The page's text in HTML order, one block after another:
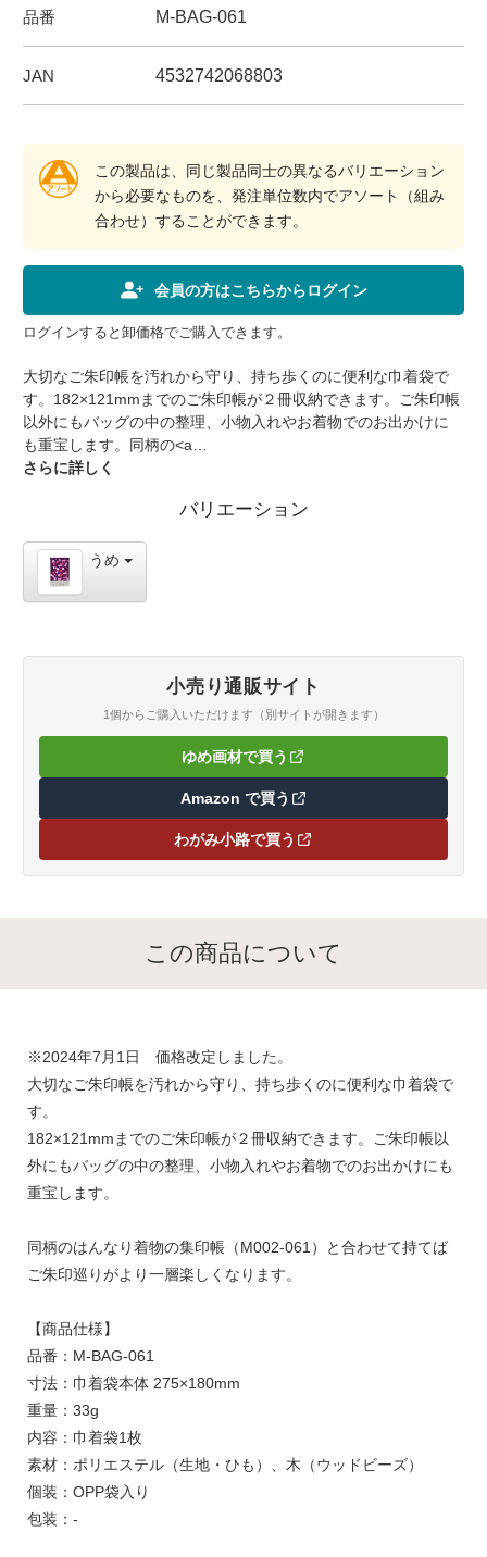
品番 M-BAG-061
JAN 4532742068803
この製品は、同じ製品同士の異なるバリエーション
から必要なものを、発注単位数内でアソート（組み
合わせ）することができます。
会員の方はこちらからログイン
ログインすると卸価格でご購入できます。
大切なご朱印帳を汚れから守り、持ち歩くのに便利な巾着袋で
す。182×121mmまでのご朱印帳が２冊収納できます。ご朱印帳
以外にもバッグの中の整理、小物入れやお着物でのお出かけに
も重宝します。同柄の<a
href=http://wd.taniguchi.co.jp/tsd/Product/M002-061">はんなり
より一層楽しくなります。【商品仕様】品番：M-BAG-061寸
ポリエステル（生地・ひも）、木（ウッドビーズ）個装：OPP
袋入り包装：-※アソート対応"
さらに詳しく
バリエーション
うめ
小売り通販サイト
1個からご購入いただけます（別サイトが開きます）
ゆめ画材で買う（新しいタブで開きます）
Amazon で買う（新しいタブで開きます）
わがみ小路で買う（新しいタブで開きます）
この商品について
※2024年7月1日 価格改定しました。
大切なご朱印帳を汚れから守り、持ち歩くのに便利な巾着袋で
す。
182×121mmまでのご朱印帳が２冊収納できます。ご朱印帳以
外にもバッグの中の整理、小物入れやお着物でのお出かけにも
重宝します。
同柄のはんなり着物の集印帳（M002-061）
と合わせて持てば
ご朱印巡りがより一層楽しくなります。
【商品仕様】
品番：M-BAG-061
寸法：巾着袋本体 275×180mm
重量：33g
内容：巾着袋1枚
素材：ポリエステル（生地・ひも）、木（ウッドビーズ）
個装：OPP袋入り
包装：-